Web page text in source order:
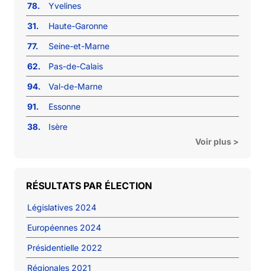
78.
Yvelines
31.
Haute-Garonne
77.
Seine-et-Marne
62.
Pas-de-Calais
94.
Val-de-Marne
91.
Essonne
38.
Isère
Voir plus >
RÉSULTATS PAR ÉLECTION
Législatives 2024
Européennes 2024
Présidentielle 2022
Régionales 2021